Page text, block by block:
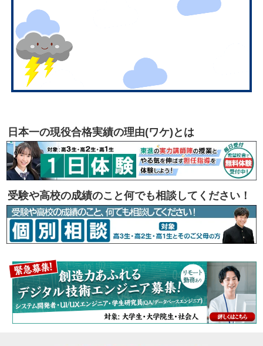
日本一の現役合格実績の理由(ワケ)とは
受験や高校の成績のこと何でも相談してください！